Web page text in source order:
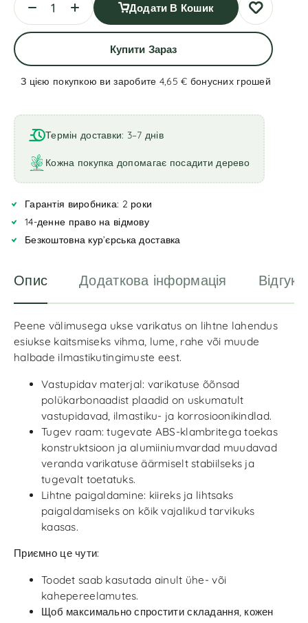
Додати В Кошик
Купити Зараз
З цією покупкою ви заробите 4,65 € бонусних грошей
l
t
e
r
n
t
i
Термін доставки: 3–7 днів
Кожна покупка допомагає посадити дерево
Гарантія виробника: 2 роки
14-денне право на відмову
Безкоштовна кур’єрська доставка
Опис Додаткова інформація
Peene välimusega ukse varikatus on lihtne lahendus
esiukse kaitsmiseks vihma, lume, rahe või muude
halbade ilmastikutingimuste eest.
Vastupidav materjal: varikatuse õõnsad
polükarbonaadist plaadid on uskumatult
vastupidavad, ilmastiku- ja korrosioonikindlad.
Tugev raam: tugevate ABS-klambritega toekas
konstruktsioon ja alumiiniumvardad muudavad
veranda varikatuse äärmiselt stabiilseks ja
tugevalt toetatuks.
Lihtne paigaldamine: kiireks ja lihtsaks
paigaldamiseks on kõik vajalikud tarvikuks
kaasas.
Приємно це чути:
Toodet saab kasutada ainult ühe- või
kahepereelamutes.
Щоб максимально спростити складання, кожен